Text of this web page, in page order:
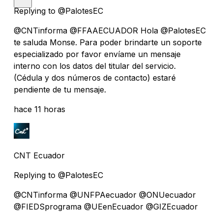
Replying to @PalotesEC
@CNTinforma @FFAAECUADOR Hola @PalotesEC
te saluda Monse. Para poder brindarte un soporte
especializado por favor envíame un mensaje
interno con los datos del titular del servicio.
(Cédula y dos números de contacto) estaré
pendiente de tu mensaje.
hace 11 horas
CNT Ecuador
Replying to @PalotesEC
@CNTinforma @UNFPAecuador @ONUecuador
@FIEDSprograma @UEenEcuador @GIZEcuador